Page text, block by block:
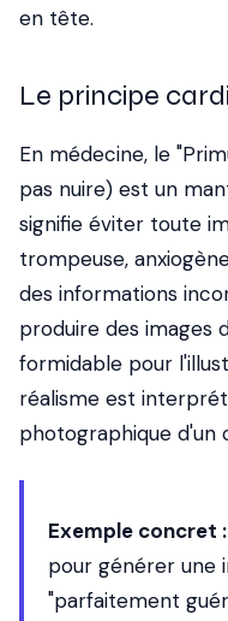
en tête.
Le principe
En médecine, le
pas nuire) est un
signifie éviter toute
trompeuse,
des informations
produire des images
formidable pour
réalisme est
photographique d'un
Exemple concret :
pour générer une
"parfaitement